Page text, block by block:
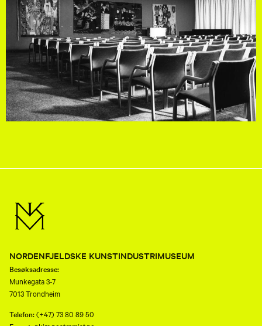
NORDENFJELDSKE KUNSTINDUSTRIMUSEUM
Besøksadresse:
Munkegata 3-7
7013 Trondheim
Telefon:(+47) 73 80 89 50